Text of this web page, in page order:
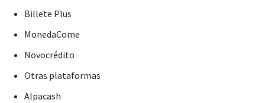
Billete Plus
MonedaCome
Novocrédito
Otras plataformas
Alpacash